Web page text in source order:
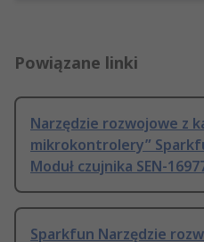
Powiązane linki
Narzędzie rozwojowe z
mikrokontrolery”
Moduł czujnika SEN-
Sparkfun Narzędzie